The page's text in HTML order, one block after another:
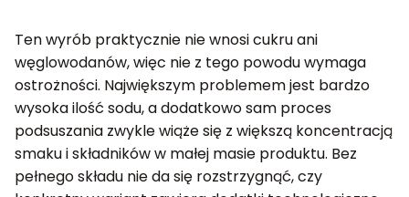
Ten wyrób praktycznie nie wnosi cukru ani
węglowodanów, więc nie z tego powodu wymaga
ostrożności. Największym problemem jest bardzo
wysoka ilość sodu, a dodatkowo sam proces
podsuszania zwykle wiąże się z większą koncentracją
smaku i składników w małej masie produktu. Bez
pełnego składu nie da się rozstrzygnąć, czy